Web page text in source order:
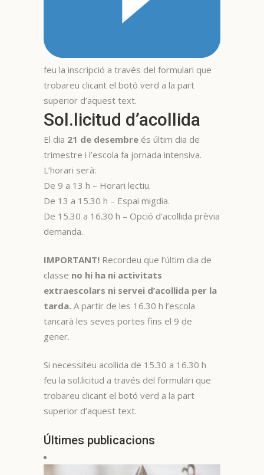
feu la inscripció a través del formulari que
trobareu clicant el botó verd a la part
superior d’aquest text.
Sol.licitud d’acollida
El dia 21 de desembre és últim dia de
trimestre i l’escola fa jornada intensiva.
L’horari serà:
De 9 a 13 h – Horari lectiu.
De 13 a 15.30 h – Espai migdia.
De 15.30 a 16.30 h – Opció d’acollida prèvia
demanda.
IMPORTANT! Recordeu que l’últim dia de
classe no hi ha ni activitats
extraescolars ni servei d’acollida per la
tarda. A partir de les 16.30 h l’escola
tancarà les seves portes fins el 9 de
gener.
Si necessiteu acollida de 15.30 a 16.30 h
feu la sol.licitud a través del formulari que
trobareu clicant el botó verd a la part
superior d’aquest text.
Últimes publicacions